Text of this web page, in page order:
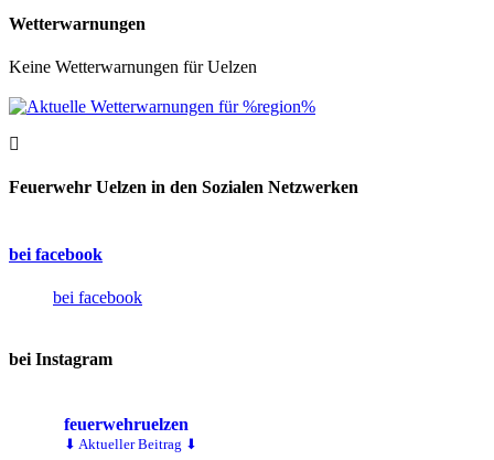
Wetterwarnungen
Keine Wetterwarnungen für Uelzen
Feuerwehr Uelzen in den Sozialen Netzwerken
bei facebook
bei facebook
bei Instagram
feuerwehruelzen
⬇ Aktueller Beitrag ⬇